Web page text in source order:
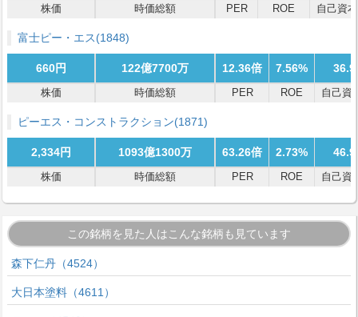
株価 時価総額 PER ROE 自己資
富士ピー・エス(1848)
660円 122億7700万 12.36倍 7.56%
株価 時価総額 PER ROE 自己資
ピーエス・コンストラクション(1871)
2,334円 1093億1300万 63.26倍 2.73%
株価 時価総額 PER ROE 自己資
この銘柄を見た人はこんな銘柄も見ています
森下仁丹（4524）
大日本塗料（4611）